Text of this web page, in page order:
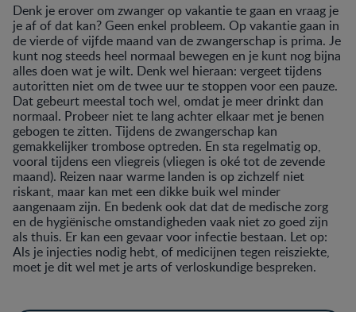
Denk je erover om zwanger op vakantie te gaan en vraag je
je af of dat kan? Geen enkel probleem. Op vakantie gaan in
de vierde of vijfde maand van de zwangerschap is prima. Je
kunt nog steeds heel normaal bewegen en je kunt nog bijna
alles doen wat je wilt. Denk wel hieraan: vergeet tijdens
autoritten niet om de twee uur te stoppen voor een pauze.
Dat gebeurt meestal toch wel, omdat je meer drinkt dan
normaal. Probeer niet te lang achter elkaar met je benen
gebogen te zitten. Tijdens de zwangerschap kan
gemakkelijker trombose optreden. En sta regelmatig op,
vooral tijdens een vliegreis (vliegen is oké tot de zevende
maand). Reizen naar warme landen is op zichzelf niet
riskant, maar kan met een dikke buik wel minder
aangenaam zijn. En bedenk ook dat dat de medische zorg
en de hygiënische omstandigheden vaak niet zo goed zijn
als thuis. Er kan een gevaar voor infectie bestaan. Let op:
Als je injecties nodig hebt, of medicijnen tegen reisziekte,
moet je dit wel met je arts of verloskundige bespreken.